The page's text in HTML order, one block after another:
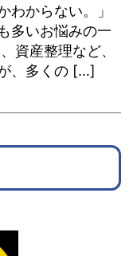
わからない。」
多いお悩みの一
資産整理など、
、多くの […]